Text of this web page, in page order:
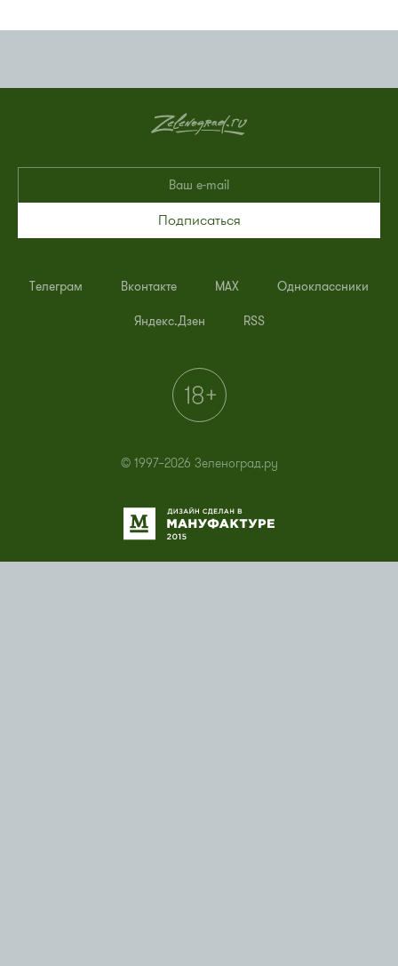
Подписаться
Телеграм Вконтакте MAX Одноклассники
Яндекс.Дзен RSS
© 1997–2026 Зеленоград.ру